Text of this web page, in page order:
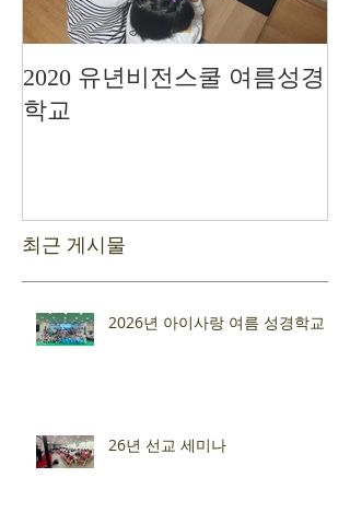
2020 유년비전스쿨 여름성경
학교
최근 게시물
2026년 아이사랑 여름 성경학교
26년 선교 세미나